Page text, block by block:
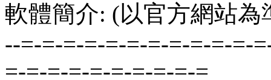
軟體簡介: (以官方網站為
--=-=-=-=-=-=-=-=-=-=-=-
=-=-=-=-=-=-=-=-=-=